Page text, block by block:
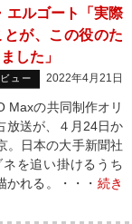
エルゴート「実際
が、この役のた
した」
ュー 2022年4月21日
Maxの共同制作オリ
放送が、４月24日か
。日本の大手新聞社
を追い掛けるうち
れる。・・・ 続き